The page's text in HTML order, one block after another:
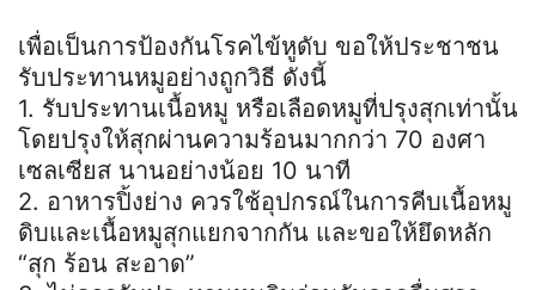
เพื่อเป็นการป้องกันโรคไข้หูดับ ขอให้ประชาชน
รับประทานหมูอย่างถูกวิธี ดังนี้
1. รับประทานเนื้อหมู หรือเลือดหมูที่ปรุงสุกเท่านั้น
โดยปรุงให้สุกผ่านความร้อนมากกว่า 70 องศา
เซลเซียส นานอย่างน้อย 10 นาที
2. อาหารปิ้งย่าง ควรใช้อุปกรณ์ในการคีบเนื้อหมู
ดิบและเนื้อหมูสุกแยกจากกัน และขอให้ยึดหลัก
“สุก ร้อน สะอาด”